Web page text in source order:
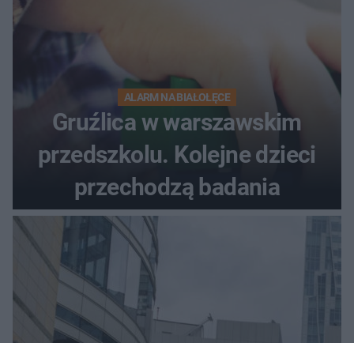
ALARM NA BIAŁOŁĘCE
Gruźlica w warszawskim
przedszkolu. Kolejne dzieci
przechodzą badania